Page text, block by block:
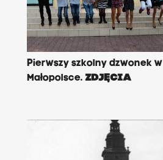
Pierwszy szkolny dzwonek w
Małopolsce.ZDJĘCIA